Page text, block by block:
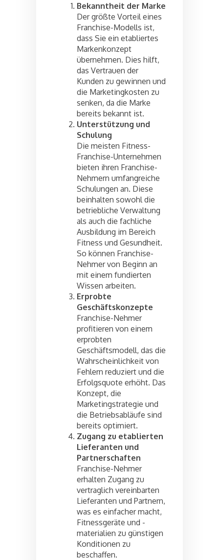
Bekanntheit der Marke
Der größte Vorteil eines
Franchise-Modells ist,
dass Sie ein etabliertes
Markenkonzept
übernehmen. Dies hilft,
das Vertrauen der
Kunden zu gewinnen und
die Marketingkosten zu
senken, da die Marke
bereits bekannt ist.
Unterstützung und
Schulung
Die meisten Fitness-
Franchise-Unternehmen
bieten ihren Franchise-
Nehmern umfangreiche
Schulungen an. Diese
beinhalten sowohl die
betriebliche Verwaltung
als auch die fachliche
Ausbildung im Bereich
Fitness und Gesundheit.
So können Franchise-
Nehmer von Beginn an
mit einem fundierten
Wissen arbeiten.
Erprobte
Geschäftskonzepte
Franchise-Nehmer
profitieren von einem
erprobten
Geschäftsmodell, das die
Wahrscheinlichkeit von
Fehlern reduziert und die
Erfolgsquote erhöht. Das
Konzept, die
Marketingstrategie und
die Betriebsabläufe sind
bereits optimiert.
Zugang zu etablierten
Lieferanten und
Partnerschaften
Franchise-Nehmer
erhalten Zugang zu
vertraglich vereinbarten
Lieferanten und Partnern,
was es einfacher macht,
Fitnessgeräte und -
materialien zu günstigen
Konditionen zu
beschaffen.